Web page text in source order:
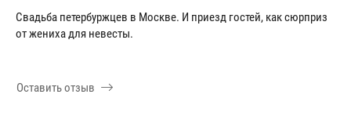
Свадьба петербуржцев в Москве. И приезд гостей, как сюрприз
от жениха для невесты.
Оставить отзыв